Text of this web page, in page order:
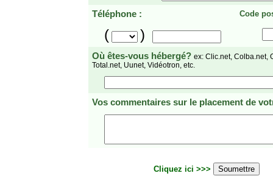
Téléphone : Code
( )
Où êtes-vous hébergé? ex: Clic.net, Colba.net,
Total.net, Uunet, Vidéotron, etc.
Vos commentaires sur le placement de
Cliquez ici >>>